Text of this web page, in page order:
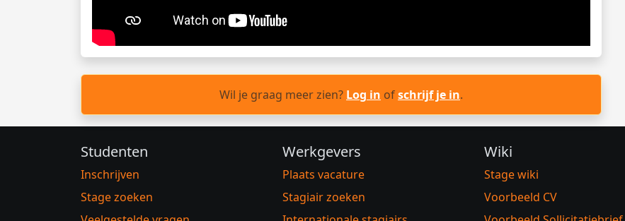
Wil je graag meer zien? Log in ofschrijf je in.
Studenten
Inschrijven
Stage zoeken
Werkgevers
Plaats vacature
Stagiair zoeken
Wiki
Stage wiki
Voorbeeld CV